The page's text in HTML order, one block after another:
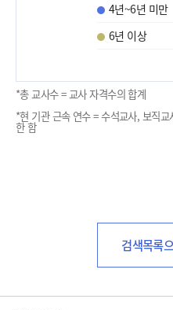
4년~6년 미만
6년 이상
*총 교사수 = 교사 자격수의 합계
*현 기관 근속 연수 = 수석교사, 보직
한 함
검색목록